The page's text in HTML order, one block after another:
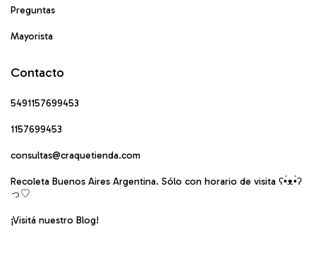
Preguntas
Mayorista
Contacto
5491157699453
1157699453
consultas@craquetienda.com
Recoleta Buenos Aires Argentina. Sólo con horario de visita ʕ•́ᴥ•̀ʔ
っ♡
¡Visitá nuestro Blog!